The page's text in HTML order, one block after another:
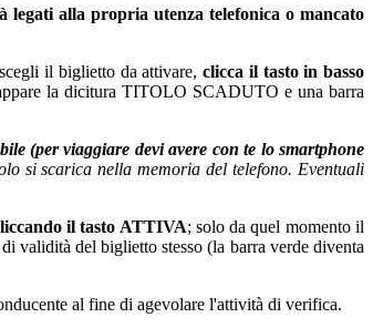
alla propria utenza telefonica o mancato
il biglietto da attivare,clicca il tasto in basso
la dicitura TITOLO SCADUTO e una barra
(per viaggiare devi avere con te lo smartphone
si scarica nella memoria del telefono. Eventuali
il tasto ATTIVA; solo da quel momento il
validità del biglietto stesso (la barra verde diventa
al fine di agevolare l'attività di verifica.